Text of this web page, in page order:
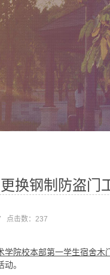
换钢制防盗门
击数： 237
学院校本部第一学生宿舍木
。